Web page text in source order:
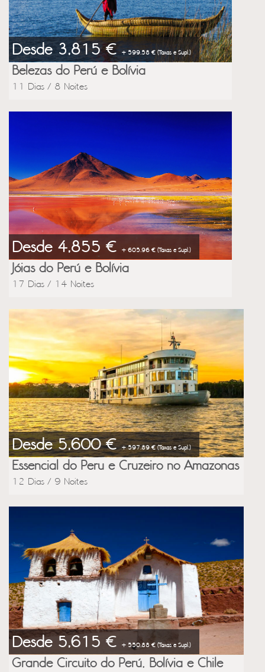
Desde 3,815 € + 599.58 € (Taxas e Supl.)
Belezas do Perú e Bolívia
11 Dias / 8 Noites
Desde 4,855 € + 605.96 € (Taxas e Supl.)
Jóias do Perú e Bolívia
17 Dias / 14 Noites
Desde 5,600 €+ 597.89 € (Taxas e Supl.)
Essencial do Peru e Cruzeiro no Amazonas
12 Dias / 9 Noites
Desde 5,615 € + 550.88 € (Taxas e Supl.)
Grande Circuito do Perú, Bolívia e Chile